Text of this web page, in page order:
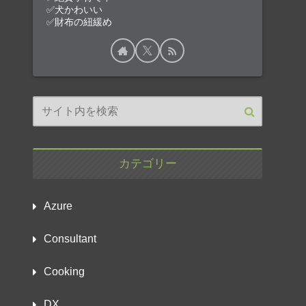
✅犬かわいい
✅財布の紐緩め
カテゴリー
Azure
Consultant
Cooking